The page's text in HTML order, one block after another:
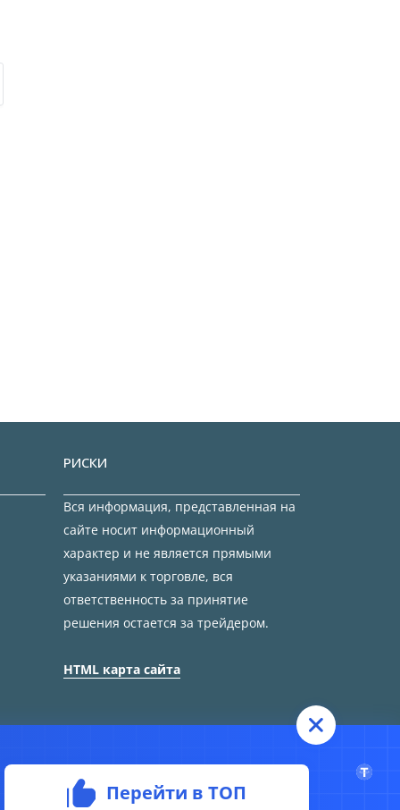
РИСКИ
Вся информация, представленная на
сайте носит информационный
характер и не является прямыми
указаниями к торговле, вся
ответственность за принятие
решения остается за трейдером.
HTML карта сайта
Перейти в ТОП